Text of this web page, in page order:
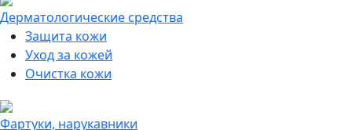
Дерматологические средства
Защита кожи
Уход за кожей
Очистка кожи
Фартуки, нарукавники